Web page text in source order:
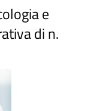
e
di n.